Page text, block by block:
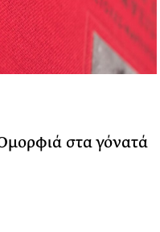
στα γόνατά
πριν